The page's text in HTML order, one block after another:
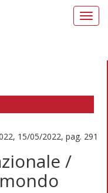
15/05/2022, pag. 291
/